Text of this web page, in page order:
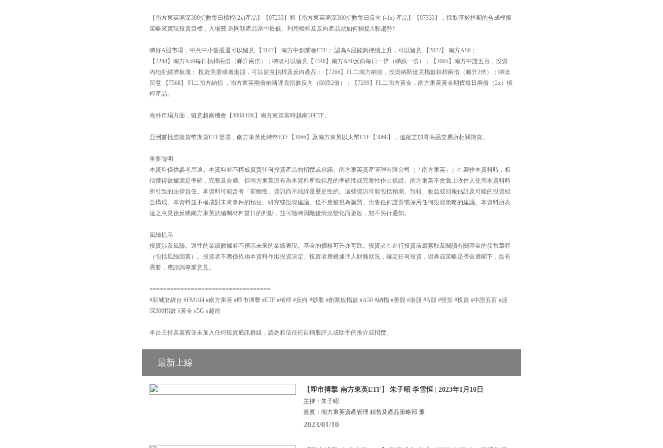
【南方東英滬深300指數每日槓桿(2x)產品】【07233】和【南方東英滬深300指數每日反向 (-1x) 產品】【07333】，採取基於掉期的合成模擬
策略來實現投資目標，入場費 為同類產品當中最低。利用槓桿及反向產品就如何捕捉A股趨勢?
睇好A股市場，中意中小盤股還可以留意 【3147】 南方中創業板ETF； 認為A股能夠持續上升，可以留意 【2822】 南方A50；
【7248】南方A50每日槓桿兩倍（睇升兩倍）；睇淡可以留意【7348】南方A50反向每日一倍（睇跌一倍）；【3005】南方中證五百，投資
內地新經濟板塊； 投資美股或者港股，可以留意槓桿及反向產品：【7266】FL二南方納指，投資納斯達克指數槓桿兩倍（睇升2倍）；睇淡
留意 【7568】 FI二南方納指 ，南方東英兩倍納斯達克指數反向（睇跌2倍）；【7299】FL二南方黃金，南方東英黃金期貨每日兩倍（2x）槓
桿產品。
海外市場方面，留意越南機會【3004.HK】南方東英富時越南30ETF。
亞洲首批虛擬貨幣期貨ETF登場，南方東英比特幣ETF【3066】及南方東英以太幣ETF【3068】，追蹤芝加哥商品交易所相關期貨。
重要聲明
本資料僅供參考用途。本資料並不構成買賣任何投資產品的招攬或承諾。南方東英資產管理有限公司（「南方東英」）在製作本資料時，相
信獲得數據源是準確，完整及合適。但南方東英沒有為本資料所載信息的準確性或完整性作出保證。南方東英不會負上收件人使用本資料時
所引致的法律負任。本資料可能含有「前瞻性」資訊而不純綷是歷史性的。這些資訊可能包括預測、預報、收益或回報估計及可能的投資組
合構成。本資料並不構成對未來事件的預估、研究或投資建議、也不應被視為購買、出售任何證券或採用任何投資策略的建議。本資料所表
達之意見僅反映南方東英於編制材料當日的判斷，並可隨時因隨後情況變化而更改，恕不另行通知。
風險提示
投資涉及風險。過往的業績數據並不預示未來的業績表現。基金的價格可升亦可跌。投資者在進行投資前應索取及閱讀有關基金的發售章程
（包括風險因素）。投資者不應僅依賴本資料作出投資決定。投資者應根據個人財務狀況，確定任何投資，證券或策略是否合適閣下，如有
需要，應諮詢專業意見。
===================================
#新城財經台 #FM104 #南方東英 #即市搏擊 #ETF #槓桿 #反向 #炒股 #創業板指數 #A50 #納指 #美股 #港股 #A股 #恆指 #投資 #中證五百 #滬
深300指數 #黃金 #5G #越南
本台主持及嘉賓並未加入任何投資通訊群組，請勿相信任何自稱股評人或助手的推介或招攬。
最新上線
【即市搏擊-南方東英ETF】|朱子昭 李雪恒 | 2023年1月10日
主持：朱子昭
嘉賓：南方東英資產管理 銷售及產品策略部 董
2023/01/10